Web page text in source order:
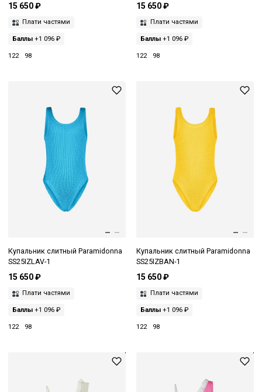
15 650 ₽
Плати частями
Баллы +1 096 ₽
122 98
15 650 ₽
Плати частями
Баллы+1 096 ₽
122 98
Купальник слитный Paramidonna
SS25IZLAV-1
15 650 ₽
Плати частями
Баллы +1 096 ₽
122 98
Купальник слитный Paramidonna
SS25IZBAN-1
15 650 ₽
Плати частями
Баллы+1 096 ₽
122 98